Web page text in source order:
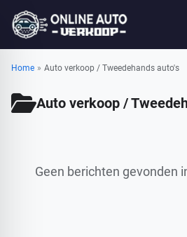
Home » Auto verkoop / Tweedehands auto's
Auto verkoop /
Geen berichten gevonden